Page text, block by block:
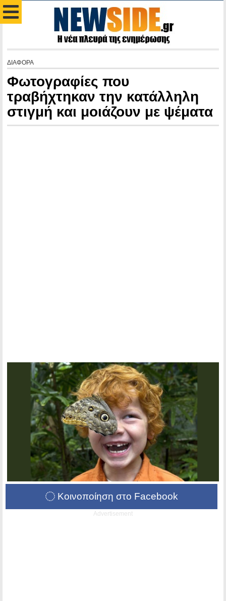
ΔΙΑΦΟΡΑ
Φωτογραφίες που
τραβήχτηκαν την κατάλληλη
στιγμή και μοιάζουν με ψέματα
Κοινοποίηση στο Facebook
Advertisement